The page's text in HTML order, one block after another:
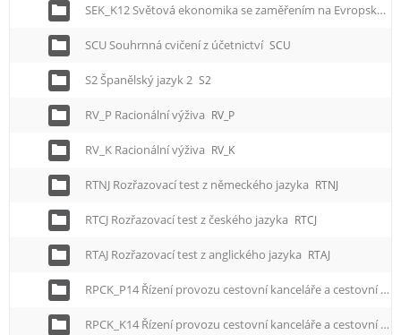
SEK_K12 Světová ekonomika se zaměřením na Evropskou unii
SCU Souhrnná cvičení z účetnictví SCU
S2 Španělský jazyk 2 S2
RV_P Racionální výživa RV_P
RV_K Racionální výživa RV_K
RTNJ Rozřazovací test z německého jazyka RTNJ
RTCJ Rozřazovací test z českého jazyka RTCJ
RTAJ Rozřazovací test z anglického jazyka RTAJ
RPCK_P14 Řízení provozu cestovní kanceláře a cestovní agentury
RPCK_K14 Řízení provozu cestovní kanceláře a cestovní agentury